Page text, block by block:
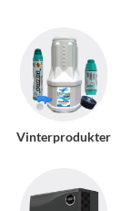
Vinterprodukter